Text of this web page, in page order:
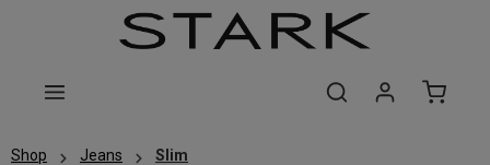
Zum Hauptinhalt springen
Shop Jeans Slim